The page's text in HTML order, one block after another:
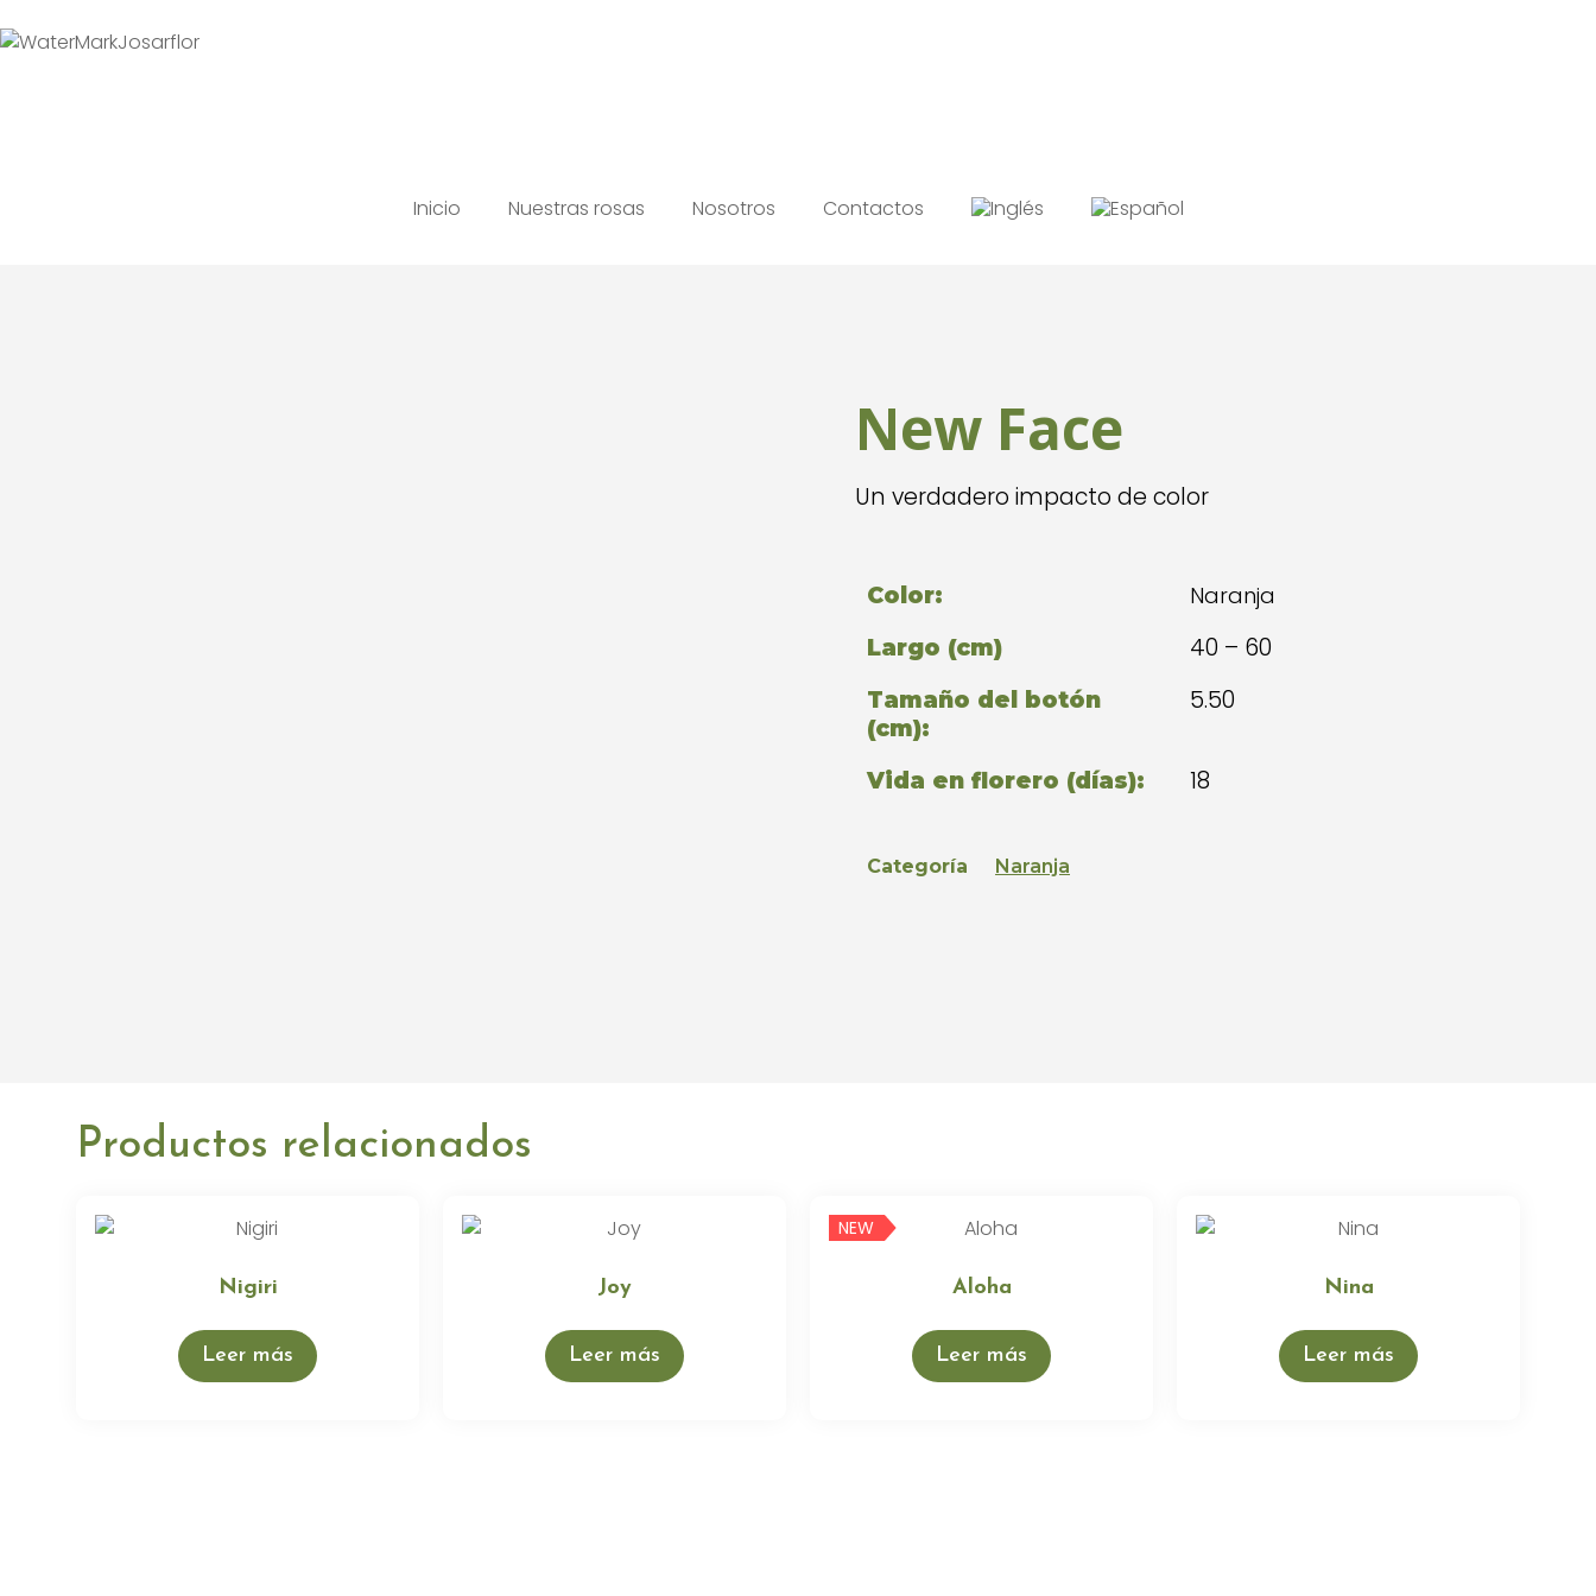
Inicio Nuestras rosas Nosotros Contactos
New Face
Un verdadero impacto de color
Color: Naranja
Largo (cm) 40 – 60
Tamaño del botón
(cm):
5.50
Vida en florero (días): 18
Categoría Naranja
Productos relacionados
Nigiri
Leer más
Joy
Leer más
NEW
Aloha
Leer más
Nina
Leer más